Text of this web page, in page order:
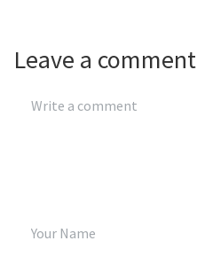
Leave a comment